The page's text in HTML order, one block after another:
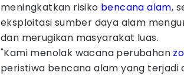
meningkatkan risiko bencana alam,
eksploitasi sumber daya alam
dan merugikan masyarakat luas.
"Kami menolak wacana perubahan
peristiwa bencana alam yang terjadi